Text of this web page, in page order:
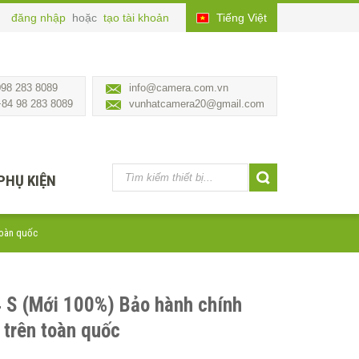
Tiếng Việt
đăng nhập hoặc tạo tài khoản
info@camera.com.vn
vunhatcamera20@gmail.com
283 8089
98 283 8089
KIỆN
quốc
(Mới 100%) Bảo hành chính
toàn quốc